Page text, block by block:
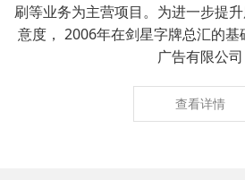
刷等业务为主营项目。为进一步提
意度， 2006年在剑星字牌总汇的
广告有限公司
查看详情